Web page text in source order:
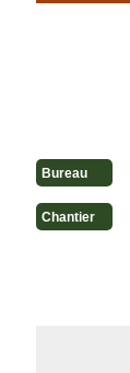
Bureau
Chantier